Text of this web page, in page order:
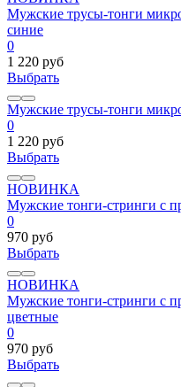
Мужские трусы-тонги
синие
0
1 220 руб
Выбрать
Мужские трусы-тонги
0
1 220 руб
Выбрать
НОВИНКА
Мужские тонги-стринги с
0
970 руб
Выбрать
НОВИНКА
Мужские тонги-стринги с
цветные
0
970 руб
Выбрать